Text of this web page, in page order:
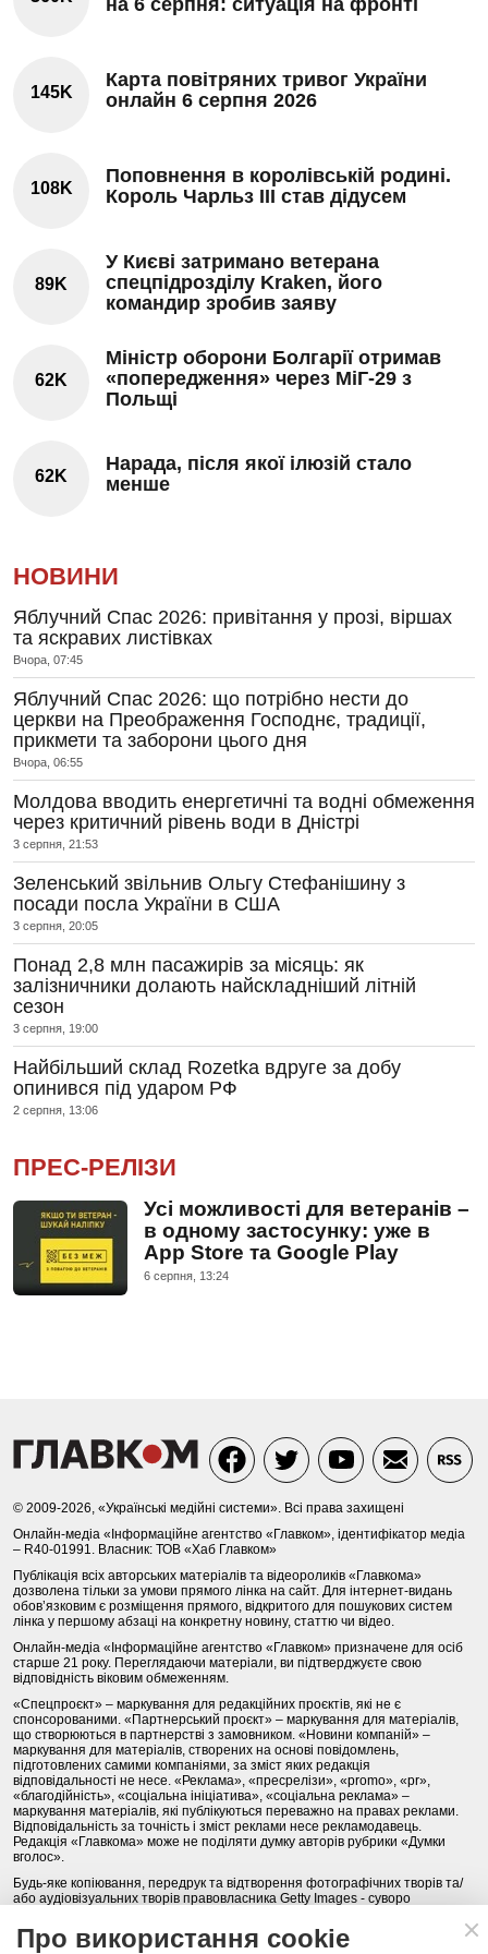
на 6 серпня: ситуація на фронті
145K
Карта повітряних тривог України
онлайн 6 серпня 2026
108K
Поповнення в королівській родині.
Король Чарльз III став дідусем
89K
У Києві затримано ветерана
спецпідрозділу Kraken, його
командир зробив заяву
62K
Міністр оборони Болгарії отримав
«попередження» через МіГ-29 з
Польщі
62K
Нарада, після якої ілюзій стало
менше
НОВИНИ
Яблучний Спас 2026: привітання у прозі, віршах
та яскравих листівках
Вчора, 07:45
Яблучний Спас 2026: що потрібно нести до
церкви на Преображення Господнє, традиції,
прикмети та заборони цього дня
Вчора, 06:55
Молдова вводить енергетичні та водні обмеження
через критичний рівень води в Дністрі
3 серпня, 21:53
Зеленський звільнив Ольгу Стефанішину з
посади посла України в США
3 серпня, 20:05
Понад 2,8 млн пасажирів за місяць: як
залізничники долають найскладніший літній
сезон
3 серпня, 19:00
Найбільший склад Rozetka вдруге за добу
опинився під ударом РФ
2 серпня, 13:06
ПРЕС-РЕЛІЗИ
Усі можливості для ветеранів –
в одному застосунку: уже в
App Store та Google Play
6 серпня, 13:24
© 2009-2026, «Українські медійні системи». Всі права захищені
Онлайн-медіа «Інформаційне агентство «Главком», ідентифікатор медіа
– R40-01991. Власник: ТОВ «Хаб Главком»
Публікація всіх авторських матеріалів та відеороликів «Главкома»
дозволена тільки за умови прямого лінка на сайт. Для інтернет-видань
обов’язковим є розміщення прямого, відкритого для пошукових систем
лінка у першому абзаці на конкретну новину, статтю чи відео.
Онлайн-медіа «Інформаційне агентство «Главком» призначене для осіб
старше 21 року. Переглядаючи матеріали, ви підтверджуєте свою
відповідність віковим обмеженням.
«Спецпроєкт» – маркування для редакційних проєктів, які не є
спонсорованими. «Партнерський проєкт» – маркування для матеріалів,
що створюються в партнерстві з замовником. «Новини компаній» –
маркування для матеріалів, створених на основі повідомлень,
підготовлених самими компаніями, за зміст яких редакція
відповідальності не несе. «Реклама», «пресрелізи», «promo», «pr»,
«благодійність», «соціальна ініціатива», «соціальна реклама» –
маркування матеріалів, які публікуються переважно на правах реклами.
Відповідальність за точність і зміст реклами несе рекламодавець.
Редакція «Главкома» може не поділяти думку авторів рубрики «Думки
вголос».
Будь-яке копіювання, передрук та відтворення фотографічних творів та/
або аудіовізуальних творів правовласника Getty Images - суворо
Політика конфіденційності (Privacy Policy). Правила сайту
Про використання cookie